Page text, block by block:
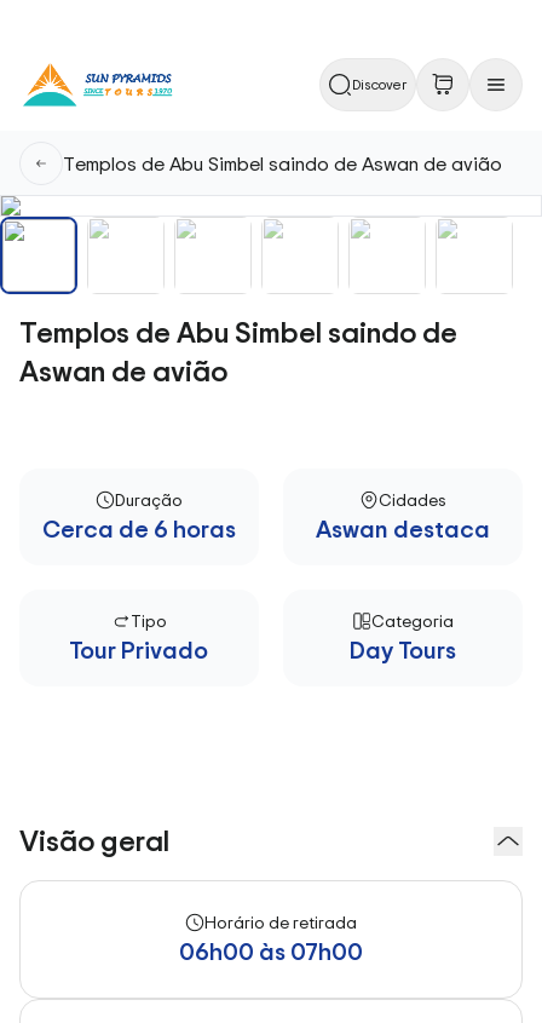
Discover
Templos de Abu Simbel saindo de Aswan de avião
Templos de Abu Simbel saindo de
Aswan de avião
Duração
Cerca de 6 horas
Cidades
Aswan destaca
Tipo
Tour Privado
Categoria
Day Tours
Visão geral
Horário de retirada
06h00 às 07h00